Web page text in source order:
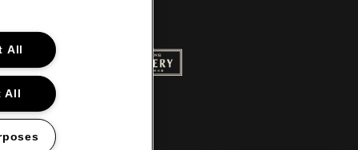
de Red Bull
le site de Le logo de Aperol
Croky
le site de Nieuwsblad
le site de Lotto
All
All